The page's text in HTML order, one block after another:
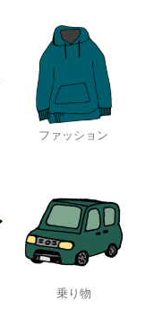
ファッション
乗り物